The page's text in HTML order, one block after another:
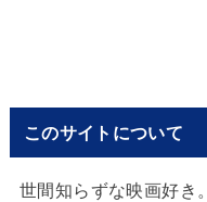
このサイトについて
世間知らずな映画好き。